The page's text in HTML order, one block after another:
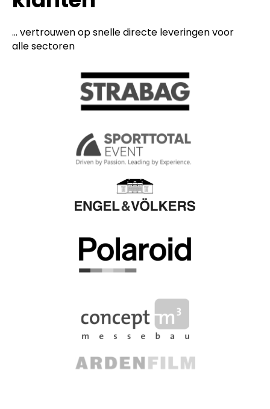
... vertrouwen op snelle directe leveringen voor
alle sectoren